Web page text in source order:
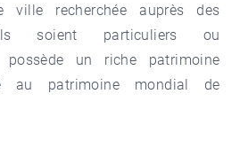
ville recherchée auprès des
soient particuliers ou
possède un riche patrimoine
au patrimoine mondial de